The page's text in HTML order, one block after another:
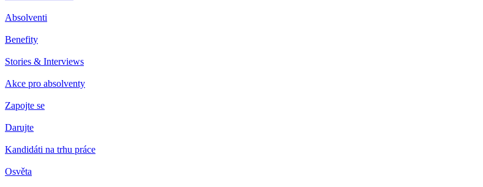
Absolventi
Benefity
Stories & Interviews
Akce pro absolventy
Zapojte se
Darujte
Kandidáti na trhu práce
Osvěta